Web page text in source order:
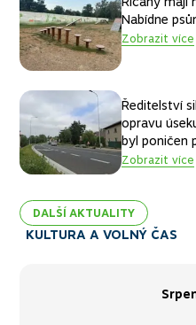
překrásné přírody kolem
Meandry Rokytky, lesy
koupaliště, louky a
náruči přírody, v každém
Říčanech je sport pro
Každý den se něco
či divadelní představení.
pětadevadesát, tady se
Nabídne
Zobrazit více
Ředitelství
opravu
byl poničen
Zobrazit více
DALŠÍ AKTUALITY
KULTURA A VOLNÝ ČAS